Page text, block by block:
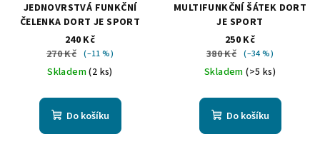
JEDNOVRSTVÁ FUNKČNÍ
ČELENKA DORT JE SPORT
240 Kč
270 Kč (–11 %)
Skladem(2 ks)
Do košíku
MULTIFUNKČNÍ ŠÁTEK DORT
JE SPORT
250 Kč
380 Kč (–34 %)
Skladem(>5 ks)
Do košíku